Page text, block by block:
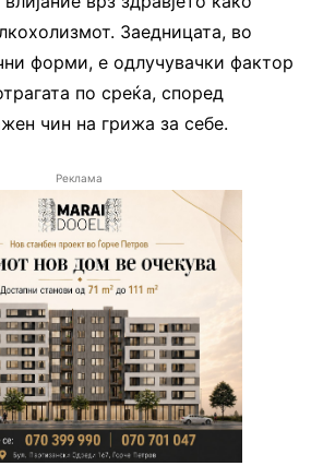
Заедницата, во
форми, е одлучувачки фактор
по среќа, според
чин на грижа за себе.
Реклама